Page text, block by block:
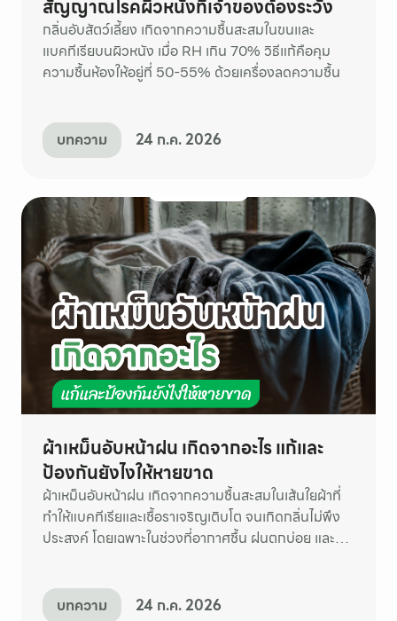
สัญญาณโรคผิวหนังที่เจ้าของต้องระวัง
กลิ่นอับสัตว์เลี้ยง เกิดจากความชื้นสะสมในขนและ
แบคทีเรียบนผิวหนัง เมื่อ RH เกิน 70% วิธีแก้คือคุม
ความชื้นห้องให้อยู่ที่ 50-55% ด้วยเครื่องลดความชื้น
บทความ 24 ก.ค. 2026
ผ้าเหม็นอับหน้าฝน เกิดจากอะไร แก้และ
ป้องกันยังไงให้หายขาด
ผ้าเหม็นอับหน้าฝน เกิดจากความชื้นสะสมในเส้นใยผ้าที่
ทำให้แบคทีเรียและเชื้อราเจริญเติบโต จนเกิดกลิ่นไม่พึง
ประสงค์ โดยเฉพาะในช่วงที่อากาศชื้น ฝนตกบ่อย และผ้า
บทความ 24 ก.ค. 2026